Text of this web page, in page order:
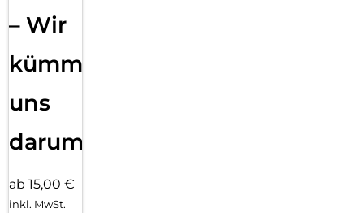
– Wir
kümmern
uns
darum!
ab 15,00 €
inkl. MwSt.